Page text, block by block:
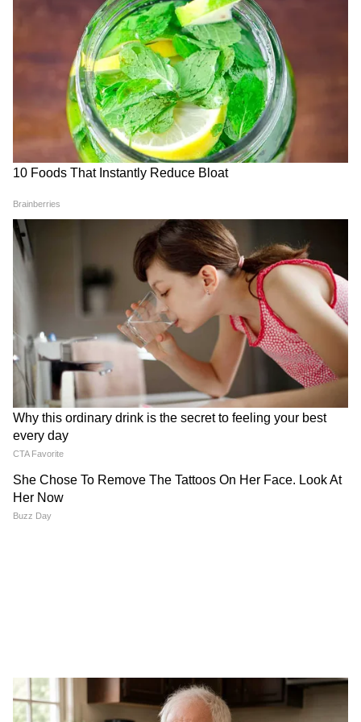
‘भारत भाग्य विधाता’ के प्रमोशन के दौरान कंगना रनौत
लगातार भारतीय हैंडलूम और पारंपरिक परिधानों को
बढ़ावा देती नजर आ रही हैं। वह विभिन्न कार्यक्रमों में
अलग-अलग भारतीय साड़ियों और पारंपरिक ड्रेप्स को
पहन रही हैं। यह चुनाव न सिर्फ फिल्म में उनके किरदार से
जुड़ा हुआ है, बल्कि हाल के वर्षों में उनकी पारंपरिक
फैशन पसंद को भी दर्शाता है।
मराठी संस्कृति से जुड़ी पैठणी साड़ी का खास महत्व
पैठणी साड़ी महाराष्ट्र की सबसे प्रतिष्ठित और पारंपरिक
बुनाई शैलियों में से एक मानी जाती है। चूंकि ‘भारत भाग्य
विधाता’ मराठी पहचान और वास्तविक घटनाओं से प्रेरित
कहानी पर आधारित है, इसलिए इस स्क्रीनिंग के लिए
पैठणी साड़ी का चयन काफी सोच-समझकर किया गया
फैसला माना जा रहा है। यह लुक न केवल फिल्म के
विषय से मेल खाता है, बल्कि भारतीय हस्तकरघा और
पारंपरिक वस्त्रों के प्रति सम्मान भी दर्शाता है।
रिलीज से पहले चर्चा में ‘भारत भाग्य विधाता’
चरण में है और जल्द ही सिनेमाघरों में रिलीज होने वाली
है। फिल्म की कहानी, कलाकारों की टीम और कंगना रनौत